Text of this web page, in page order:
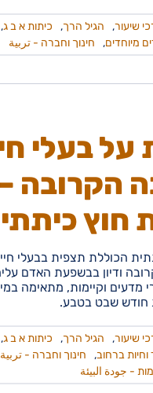
שיעור, הגיל הרך, כיתות א ב ג,
מיוחדים, חינוך וחברה - تربية
על בעלי
הקרובה –
חוץ
הכוללת תצפית בבעלי
ודיון בבשפעת האדם
מדעים וקיימות, מתאימה
שבט בטבע.
שיעור, הגיל הרך, כיתות א ב ג,
ברחוב, חינוך וחברה - تربية
- جودة البيئة